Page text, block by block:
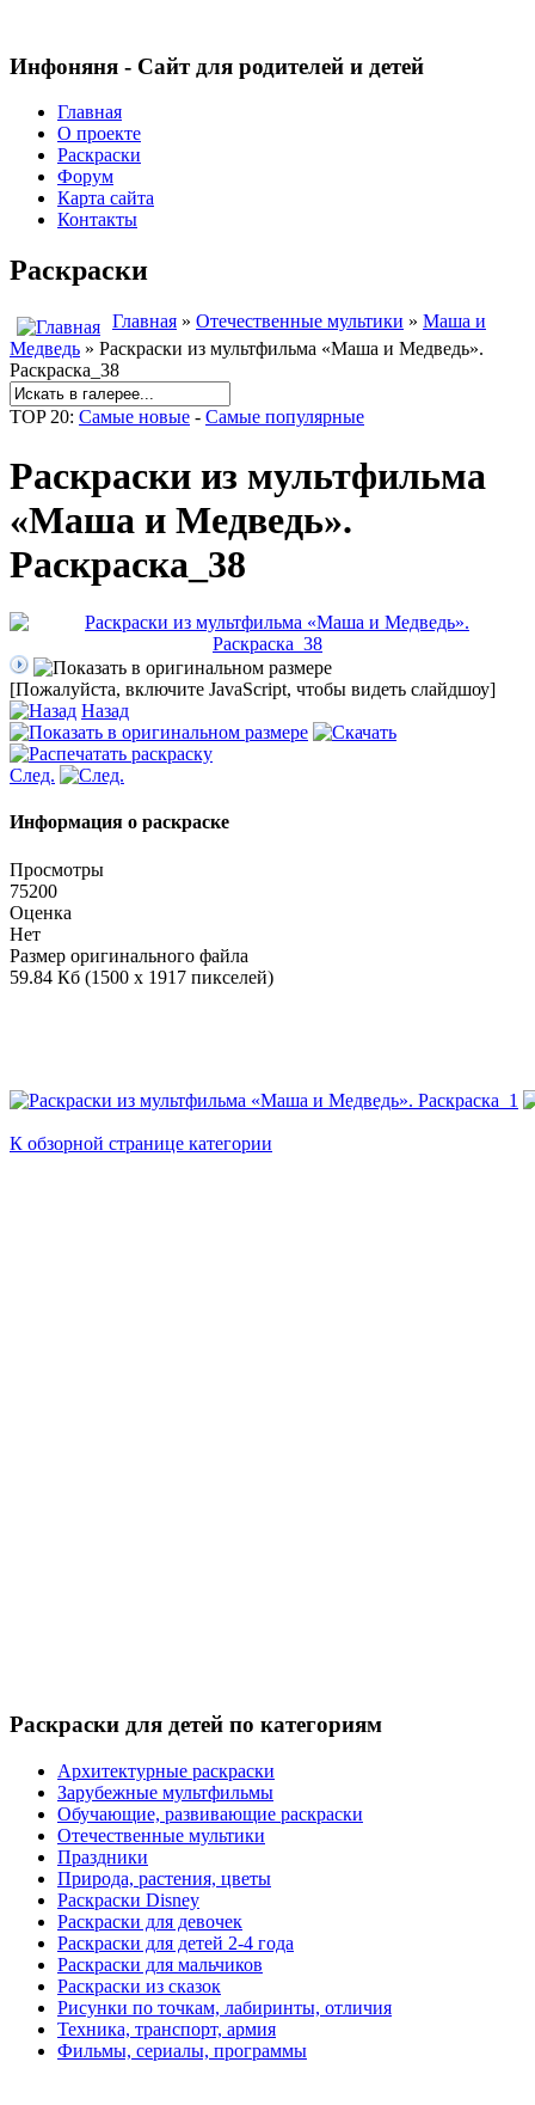
Инфоняня - Сайт для родителей и детей
Главная
О проекте
Раскраски
Форум
Карта сайта
Контакты
Раскраски
Главная » Отечественные мультики » Маша и
Медведь » Раскраски из мультфильма «Маша и Медведь».
Раскраска_38
TOP 20: Самые новые - Самые популярные
Раскраски из мультфильма
«Маша и Медведь».
Раскраска_38
[Пожалуйста, включите JavaScript, чтобы видеть слайдшоу]
Назад
След.
Информация о раскраске
Просмотры
75200
Оценка
Нет
Размер оригинального файла
59.84 Кб (1500 x 1917 пикселей)
К обзорной странице категории
Раскраски для детей по категориям
Архитектурные раскраски
Зарубежные мультфильмы
Обучающие, развивающие раскраски
Отечественные мультики
Праздники
Природа, растения, цветы
Раскраски Disney
Раскраски для девочек
Раскраски для детей 2-4 года
Раскраски для мальчиков
Раскраски из сказок
Рисунки по точкам, лабиринты, отличия
Техника, транспорт, армия
Фильмы, сериалы, программы